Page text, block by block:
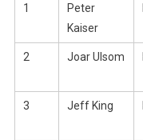
1
Peter
Kaiser
2 Joar Ulsom
3 Jeff King